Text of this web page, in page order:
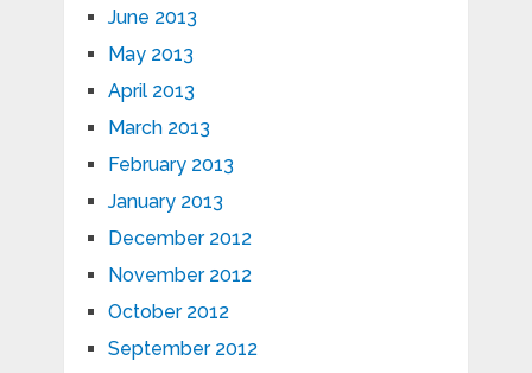
June 2013
May 2013
April 2013
March 2013
February 2013
January 2013
December 2012
November 2012
October 2012
September 2012